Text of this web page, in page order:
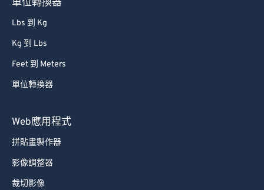
單位轉換器
Lbs 到 Kg
Kg 到 Lbs
Feet 到 Meters
單位轉換器
Web應用程式
拼貼畫製作器
影像調整器
裁切影像